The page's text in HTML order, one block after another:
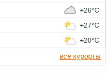
+26°C
+27°C
+20°C
все курорты